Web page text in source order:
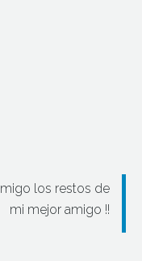
los restos de
mi mejor amigo !!